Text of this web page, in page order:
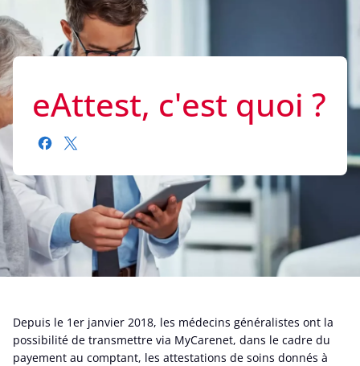
eAttest, c'est quoi ?
Depuis le 1er janvier 2018, les médecins généralistes ont la
possibilité de transmettre via MyCarenet, dans le cadre du
payement au comptant, les attestations de soins donnés à